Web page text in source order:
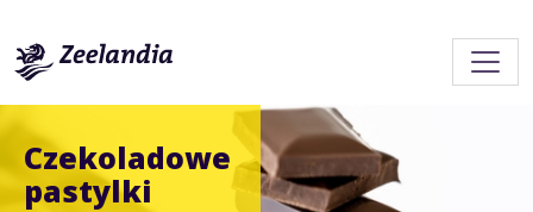
Czekoladowe
pastylki